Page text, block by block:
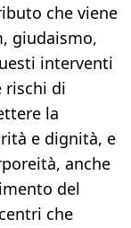
che viene
giudaismo,
interventi
rischi di
la
e dignità, e
anche
del
che